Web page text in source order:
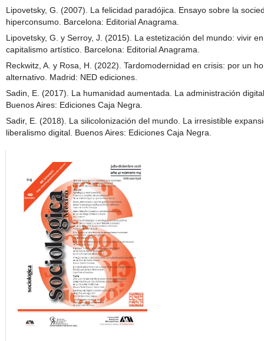
Lipovetsky, G. (2007). La felicidad paradójica. Ensayo sobre la
hiperconsumo. Barcelona: Editorial Anagrama.
Lipovetsky, G. y Serroy, J. (2015). La estetización del mundo: vivir
capitalismo artístico. Barcelona: Editorial Anagrama.
Reckwitz, A. y Rosa, H. (2022). Tardomodernidad en crisis: por un
alternativo. Madrid: NED ediciones.
Sadin, E. (2017). La humanidad aumentada. La administración
Buenos Aires: Ediciones Caja Negra.
Sadir, E. (2018). La silicolonización del mundo. La irresistible
liberalismo digital. Buenos Aires: Ediciones Caja Negra.